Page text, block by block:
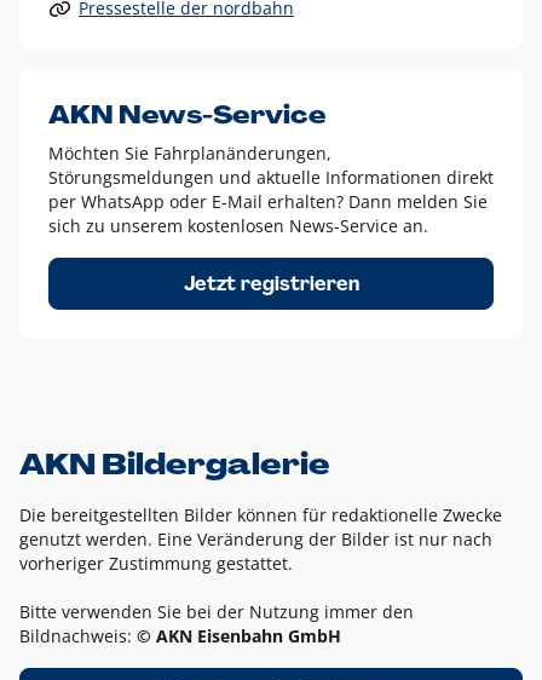
Alle anderen Logo-Varianten dürfen nur in Ausnahmefällen
Diese Ausnahmen sind zum Beispiel:
dem AKN Blau,
weißes Logo auf Fotohintergründen,
schwarzes Logo für reine Schwarz-Weiß-Umsetzungen
Um das Logo herum muss ein Schutzraum von jeweils einer
Höhe bzw. Breite des N aus AKN in alle Richtungen
Pressestelle der nordbahn
AKN News-Service
Möchten Sie Fahrplanänderungen,
Störungsmeldungen und aktuelle Informationen direkt
per WhatsApp oder E-Mail erhalten? Dann melden Sie
sich zu unserem kostenlosen News-Service an.
Jetzt registrieren
AKN Bildergalerie
Die bereitgestellten Bilder können für redaktionelle Zwecke
genutzt werden. Eine Veränderung der Bilder ist nur nach
vorheriger Zustimmung gestattet.
Bitte verwenden Sie bei der Nutzung immer den
Bildnachweis: © AKN Eisenbahn GmbH